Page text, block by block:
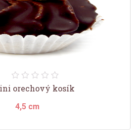
orechový kosík
4,5 cm